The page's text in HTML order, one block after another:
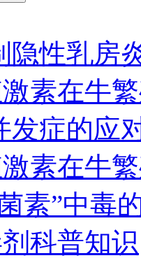
隐性乳房
素在牛
发症的应
素在牛
素”中毒
科普知识